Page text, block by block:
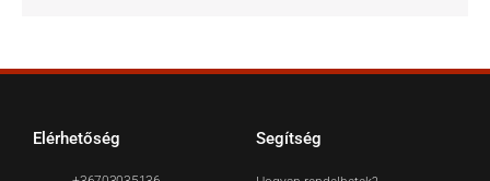
Elérhetőség Segítség